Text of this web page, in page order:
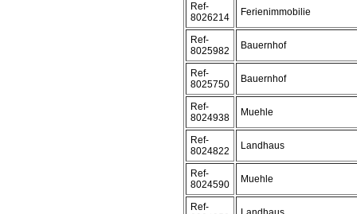
Ref-
8026214
Ferienimmobilie
Ref-
8025982
Bauernhof
Ref-
8025750
Bauernhof
Ref-
8024938
Muehle
Ref-
8024822
Landhaus
Ref-
8024590
Muehle
Ref-